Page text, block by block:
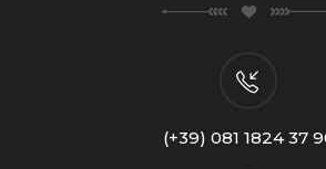
(+39) 081 1824 37